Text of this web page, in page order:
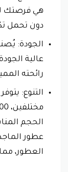
هي فرصتك
دون تحمل
الجودة:
عالية
رائحته
التنوع:
الحجم
عطور
العطور،